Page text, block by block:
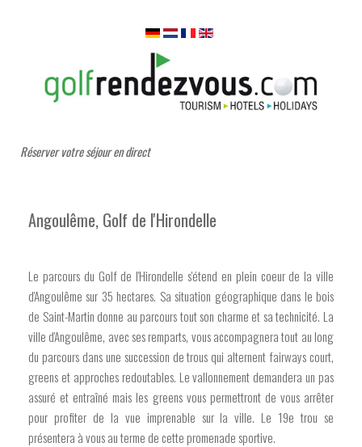
Réserver votre séjour en direct
Angoulême, Golf de l'Hirondelle
Le parcours du Golf de l'Hirondelle s'étend en plein coeur de la ville
d'Angoulême sur 35 hectares. Sa situation géographique dans le bois
de Saint-Martin donne au parcours tout son charme et sa technicité. La
ville d'Angoulême, avec ses remparts, vous accompagnera tout au long
du parcours dans une succession de trous qui alternent fairways court,
greens et approches redoutables. Le vallonnement demandera un pas
assuré et entraîné mais les greens vous permettront de vous arrêter
pour profiter de la vue imprenable sur la ville. Le 19e trou se
présentera à vous au terme de cette promenade sportive.